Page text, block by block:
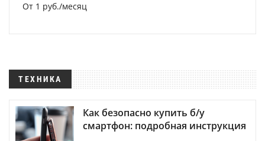
От 1 руб./месяц
ТЕХНИКА
Как безопасно купить б/у
смартфон: подробная инструкция